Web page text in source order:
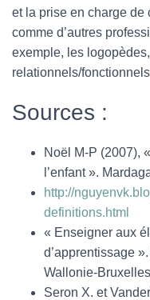
et la prise en charge de
comme d’autres
exemple, les
relationnels/
Sources :
Noël M-P (2007),
l’enfant ».
http://
definitions.html
« Enseigner aux
d’apprentissage
Wallonie-
Seron X. et